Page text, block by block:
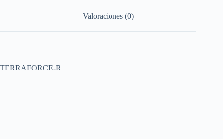
Valoraciones (0)
TERRAFORCE-R